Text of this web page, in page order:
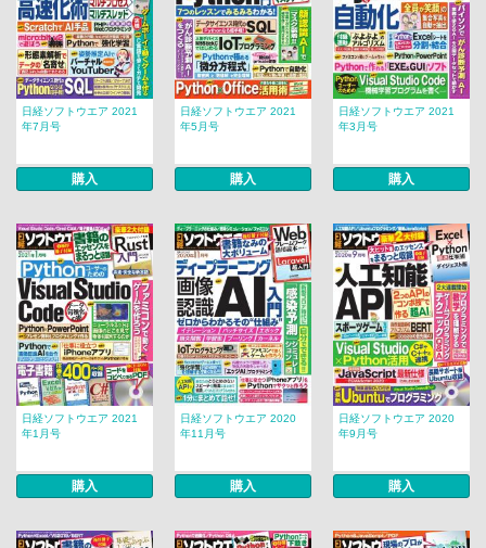
日経ソフトウエア 2021
年7月号
購入
日経ソフトウエア 2021
年5月号
購入
日経ソフトウエア 2021
年3月号
購入
日経ソフトウエア 2021
年1月号
購入
日経ソフトウエア 2020
年11月号
購入
日経ソフトウエア 2020
年9月号
購入